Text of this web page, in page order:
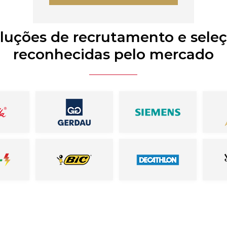
de recrutamento e
reconhecidas pelo mercado